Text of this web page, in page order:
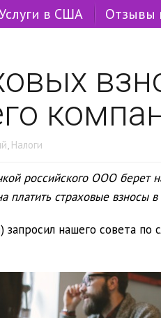
в США Отзывы
, Налоги
российского ООО берет
платить страховые взносы в
нашего совета